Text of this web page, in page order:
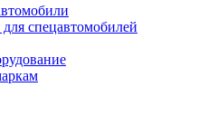
спецавтомобилей